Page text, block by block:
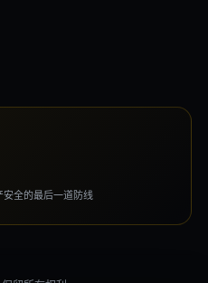
安全的最后一道防线